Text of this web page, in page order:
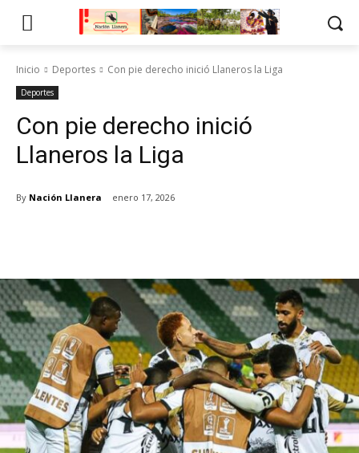
Inicio Deportes Con pie derecho inició Llaneros la Liga
Deportes
Con pie derecho inició
Llaneros la Liga
By Nación Llanera enero 17, 2026